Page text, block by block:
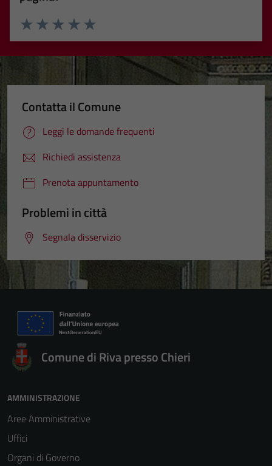
Valuta 5 stelle su 5
Valuta 4 stelle su 5
Valuta 3 stelle su 5
Valuta 2 stelle su 5
Valuta 1 stelle su 5
Contatta il Comune
Leggi le domande frequenti
Richiedi assistenza
Prenota appuntamento
Problemi in città
Segnala disservizio
Comune di Riva presso Chieri
AMMINISTRAZIONE
Aree Amministrative
Uffici
Organi di Governo